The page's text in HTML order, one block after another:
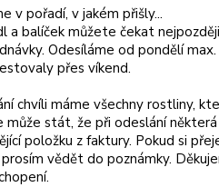
osobních
spokojenosti
Tomáš Petro, se
Evropského parlamentu a
volném pohybu těchto údajů
), zpracovával/a následující
v pořadí, v jakém přišly...
a balíček můžete čekat
Odesíláme od pondělí
přes víkend.
chvíli máme všechny rostliny,
stát, že při odeslání některá
položku z faktury. Pokud si
vědět do poznámky.